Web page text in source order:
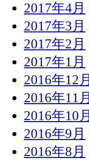
2017年4月
2017年3月
2017年2月
2017年1月
2016年12月
2016年11月
2016年10月
2016年9月
2016年8月